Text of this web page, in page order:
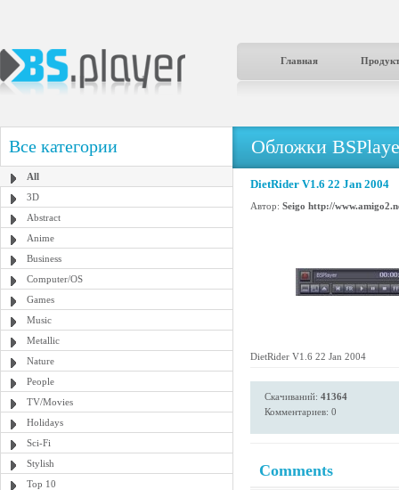
Главная
Все категории
All
3D
Abstract
Anime
Business
Computer/OS
Games
Music
Metallic
Nature
People
TV/Movies
Holidays
Sci-Fi
Stylish
Top 10
Обложки
DietRider V1.6 22 Jan 2004
Автор: Seigo http://
DietRider V1.6 22 Jan 2004
Скачиваний: 41364
Комментариев: 0
Comments